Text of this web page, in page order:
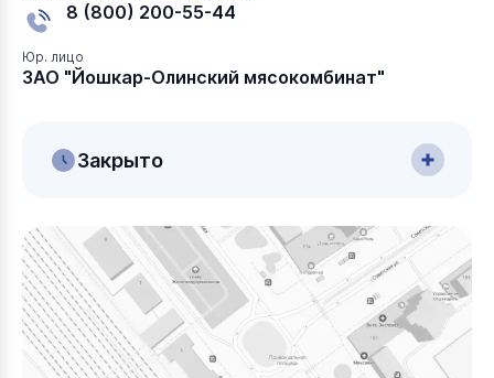
8 (800) 200-55-44
Юр. лицо
ЗАО "Йошкар-Олинский мясокомбинат"
Закрыто